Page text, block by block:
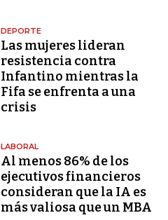
DEPORTE
Las mujeres lideran
resistencia contra
Infantino mientras la
Fifa se enfrenta a una
crisis
LABORAL
Al menos 86% de los
ejecutivos financieros
consideran que la IA es
más valiosa que un MBA